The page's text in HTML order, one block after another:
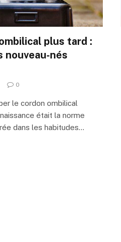
plus tard :
nouveau-nés
0
le cordon ombilical
était la norme
dans les habitudes…